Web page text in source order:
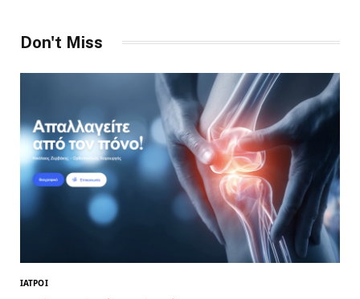
Don't Miss
ΙΑΤΡΟΊ